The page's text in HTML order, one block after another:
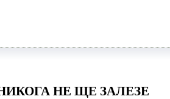
НЕ ЩЕ ЗАЛЕЗЕ